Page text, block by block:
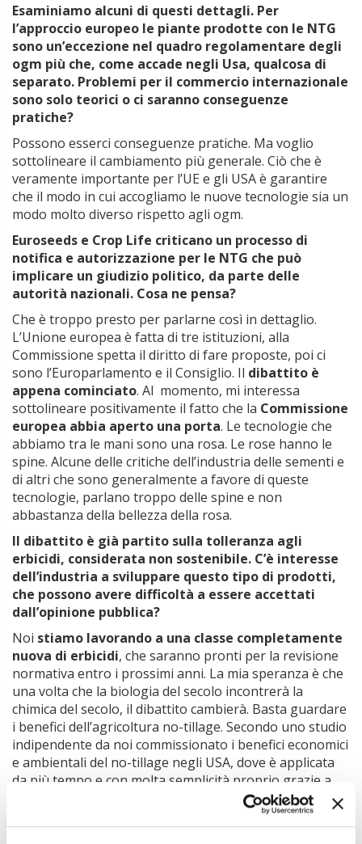
Esaminiamo alcuni di questi dettagli. Per
l’approccio europeo le piante prodotte con le NTG
sono un’eccezione nel quadro regolamentare degli
ogm più che, come accade negli Usa, qualcosa di
separato. Problemi per il commercio internazionale
sono solo teorici o ci saranno conseguenze
pratiche?
Possono esserci conseguenze pratiche. Ma voglio
sottolineare il cambiamento più generale. Ciò che è
veramente importante per l’UE e gli USA è garantire
che il modo in cui accogliamo le nuove tecnologie sia un
modo molto diverso rispetto agli ogm.
Euroseeds e Crop Life criticano un processo di
notifica e autorizzazione per le NTG che può
implicare un giudizio politico, da parte delle
autorità nazionali. Cosa ne pensa?
Che è troppo presto per parlarne così in dettaglio.
L’Unione europea è fatta di tre istituzioni, alla
Commissione spetta il diritto di fare proposte, poi ci
sono l’Europarlamento e il Consiglio. Il dibattito è
appena cominciato. Al momento, mi interessa
sottolineare positivamente il fatto che la Commissione
europea abbia aperto una porta. Le tecnologie che
abbiamo tra le mani sono una rosa. Le rose hanno le
spine. Alcune delle critiche dell’industria delle sementi e
di altri che sono generalmente a favore di queste
tecnologie, parlano troppo delle spine e non
abbastanza della bellezza della rosa.
Il dibattito è già partito sulla tolleranza agli
erbicidi, considerata non sostenibile. C’è interesse
dell’industria a sviluppare questo tipo di prodotti,
che possono avere difficoltà a essere accettati
dall’opinione pubblica?
Noi stiamo lavorando a una classe completamente
nuova di erbicidi, che saranno pronti per la revisione
normativa entro i prossimi anni. La mia speranza è che
una volta che la biologia del secolo incontrerà la
chimica del secolo, il dibattito cambierà. Basta guardare
i benefici dell’agricoltura no-tillage. Secondo uno studio
indipendente da noi commissionato i benefici economici
e ambientali del no-tillage negli USA, dove è applicata
da più tempo e con molta semplicità proprio grazie a
varietà resistenti agli erbicidi, sono sorprendenti. E
questo è importante per tutti nel mondo, a partire da